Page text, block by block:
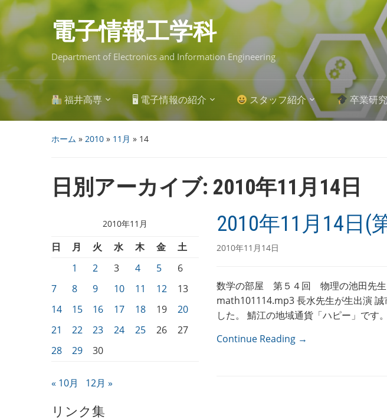
Skip
to
main
content 電子情報工学科
Department of Electronics and Information Engineering
福井高専 🖥 電子情報の紹介 スタッフ紹介 卒業研究
ホーム » 2010 » 11月 » 14
日別アーカイブ: 2010年11月14日
2010年11月
日 月 火 水 木 金
土
1
2 3 4 5
6
7
8 9 10 11 12
13
14
15 16 17 18 19
20
21
22 23 24 25 26
27
28
29 30
« 10月 12月 »
リンク集
2010年11月14日(
2010年11月14日
数学の部屋 第５４回 物理の池田先
math101114.mp3 長水先生が生出演
した。 鯖江の地域通貨「ハピー」で
Continue Reading →